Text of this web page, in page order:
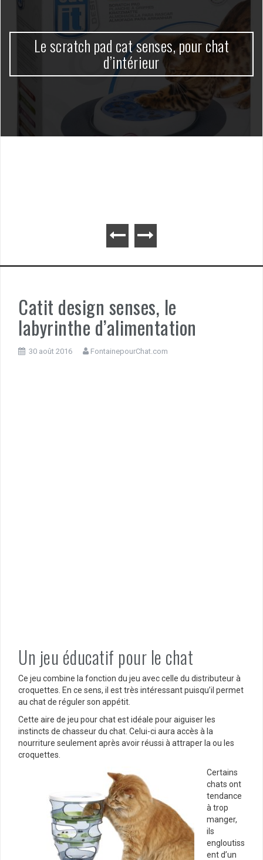
Le scratch pad cat senses, pour chat
d’intérieur
Catit design senses, le
labyrinthe d’alimentation
30 août 2016 FontainepourChat.com
Un jeu éducatif pour le chat
Ce jeu combine la fonction du jeu avec celle du distributeur à
croquettes. En ce sens, il est très intéressant puisqu’il permet
au chat de réguler son appétit.
Cette aire de jeu pour chat est idéale pour aiguiser les
instincts de chasseur du chat. Celui-ci aura accès à la
nourriture seulement après avoir réussi à attraper la ou les
croquettes.
Certains
chats ont
tendance
à trop
manger,
ils
engloutiss
ent d’un